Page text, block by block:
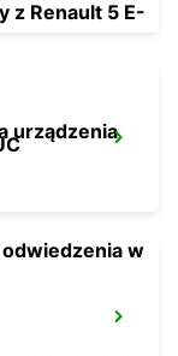
z Renault 5 E-
urządzenia
w